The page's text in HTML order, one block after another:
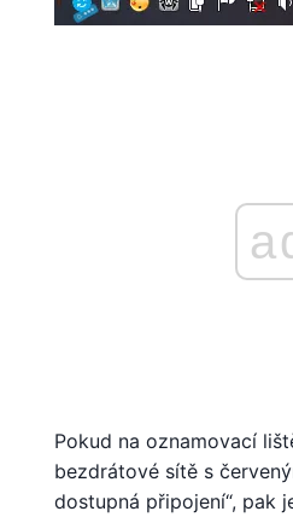
Pokud na oznamovací
bezdrátové sítě s
dostupná připojení“, pak